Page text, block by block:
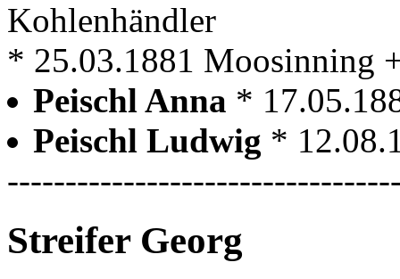
Kohlenhändler
* 25.03.1881 Moosinning
Peischl Anna *
Peischl Ludwig *
Streifer Georg